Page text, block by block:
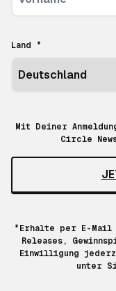
Land *
Mit Deiner
Circle
*Erhalte per E-Mail
Releases,
Einwilligung
unter